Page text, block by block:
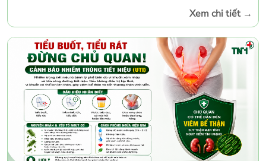
nghĩa về vai trò của sữa mẹ đối với sức khỏe của trẻ sơ
dưỡng hoàn hảo dành cho trẻ trong những tháng đầu
đời. Không chỉ cung cấp đầy đủ các dưỡng chất thiết yếu,
sữa mẹ còn chứa nhiều kháng thể tự nhiên giúp tăng
cường miễn dịch, hỗ trợ trẻ phát triển khỏe mạnh về thể
chất và trí não.
Xem chi tiết→